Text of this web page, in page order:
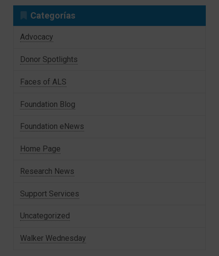
Categorías
Advocacy
Donor Spotlights
Faces of ALS
Foundation Blog
Foundation eNews
Home Page
Research News
Support Services
Uncategorized
Walker Wednesday